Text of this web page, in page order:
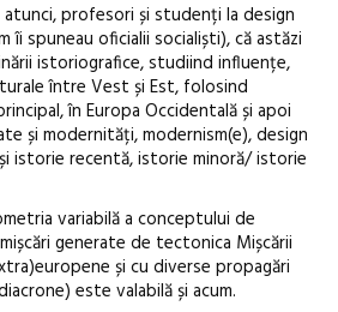
profesori și studenți la design
îi spuneau oficialii socialiști), că astăzi
istoriografice, studiind influențe,
între Vest și Est, folosind
în Europa Occidentală și apoi
și modernități, modernism(e), design
istorie recentă, istorie minoră/ istorie
variabilă a conceptului de
generate de tectonica Mișcării
și cu diverse propagări
este valabilă și acum.